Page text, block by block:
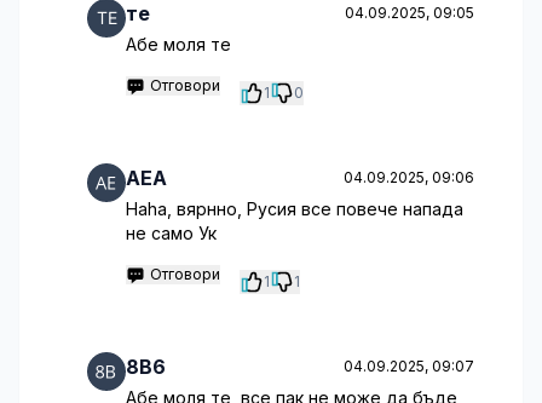
те 04.09.2025, 09:05
Абе моля те
Отговори 1 0
AEA 04.09.2025, 09:06
Haha, вярнно, Русия все повече напада
не само Ук
Отговори 1 1
8B6 04.09.2025, 09:07
Абе моля те, все пак не може да бъде